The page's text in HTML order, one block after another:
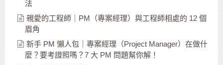
法
親愛的工程師｜PM（專案經理）與工程師相處的 12 個
眉角
新手 PM 懶人包｜專案經理（Project Manager）在做什
麼？要考證照嗎？7 大 PM 問題幫你解！